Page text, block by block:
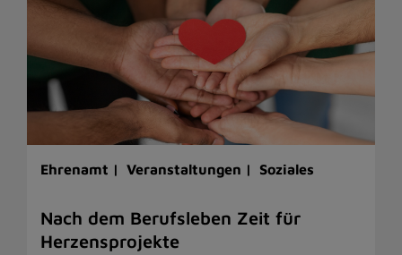
Ehrenamt | Veranstaltungen | Soziales
Nach dem Berufsleben Zeit für
Herzensprojekte